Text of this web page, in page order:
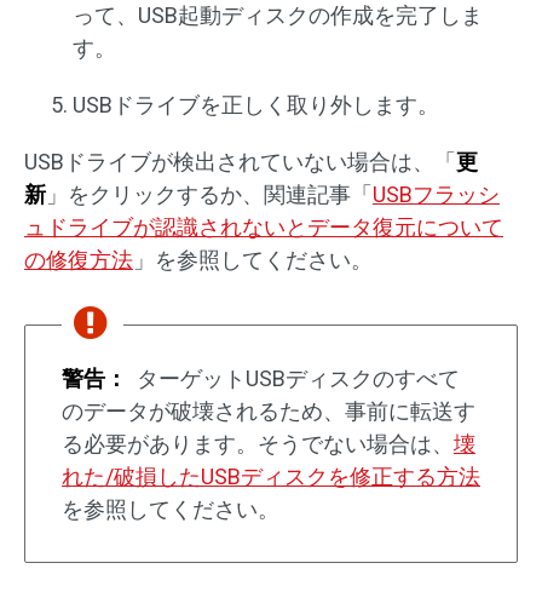
って、USB起動ディスクの作成を完了しま
す。
USBドライブを正しく取り外します。
USBドライブが検出されていない場合は、「更
新 」をクリックするか、関連記事「USBフラッシ
ュドライブが認識されないとデータ復元について
の修復方法 」を参照してください。
警告：
ターゲットUSBディスクのすべて
のデータが破壊されるため、事前に転送す
る必要があります。そうでない場合は、 壊
れた/破損したUSBディスクを修正する方法
を参照してください。